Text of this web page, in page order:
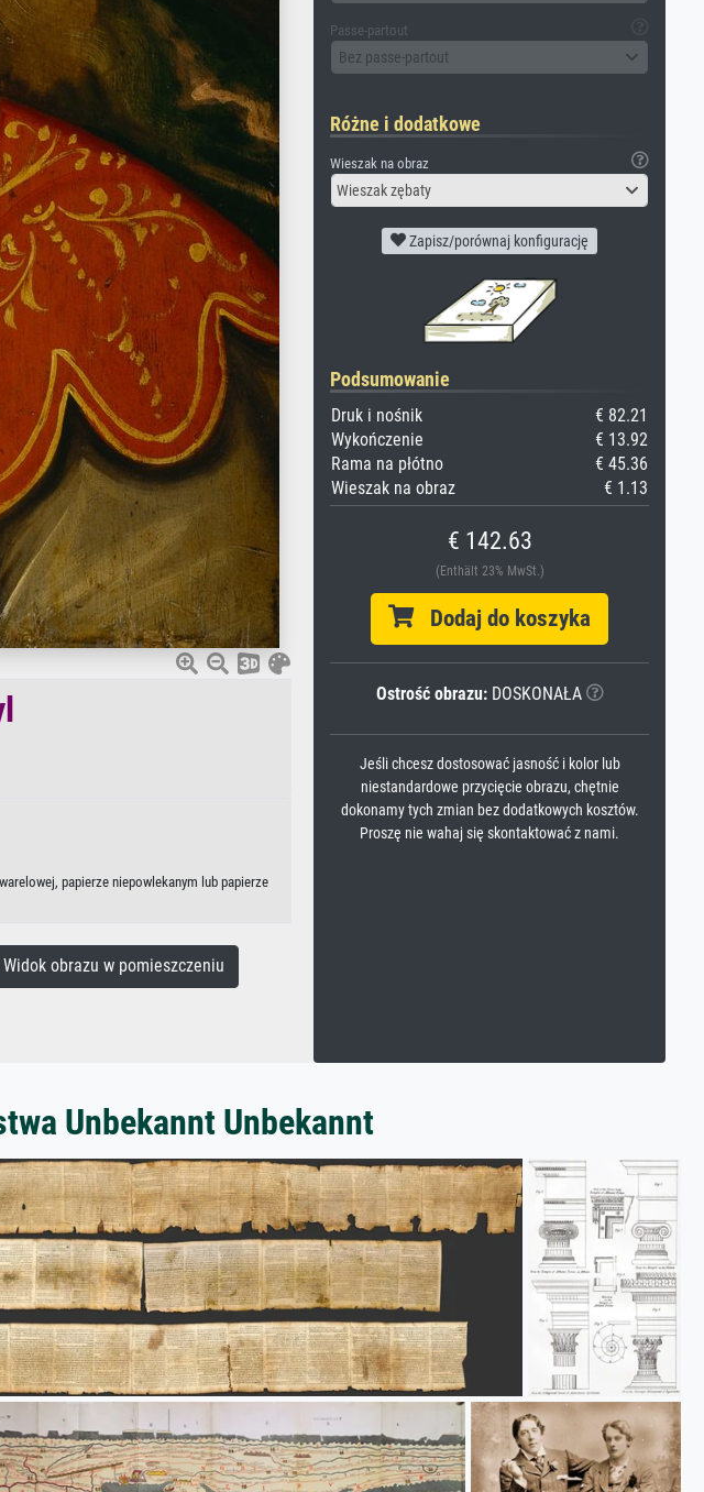
papierze niepowlekanym lub papierze
obrazu w pomieszczeniu
Passe-partout
Bez passe-partout
Różne i dodatkowe
Wieszak na obraz
Wieszak zębaty
Zapisz/porównaj konfigurację
Podsumowanie
Druk i nośnik
€ 82.21
Wykończenie
€ 13.92
Rama na płótno
€ 45.36
Wieszak na obraz
€ 1.13
€ 142.63
(Enthält 23% MwSt.)
Dodaj do koszyka
Ostrość obrazu:DOSKONAŁA
Jeśli chcesz dostosować jasność i kolor lub
niestandardowe przycięcie obrazu, chętnie
dokonamy tych zmian bez dodatkowych kosztów.
Proszę nie wahaj się skontaktować z nami.
Unbekannt Unbekannt